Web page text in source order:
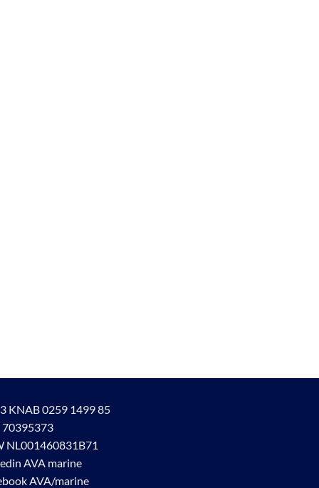
KNAB 0259 1499 85
70395373
NL001460831B71
AVA marine
AVA/marine